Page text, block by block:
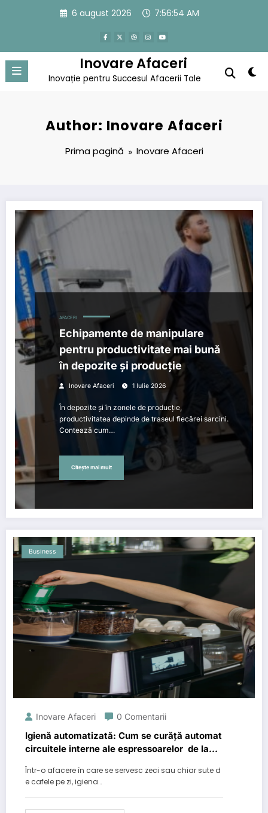
6 august 2026 7:56:55 AM
Inovare Afaceri
Inovație pentru Succesul Afacerii Tale
Author: Inovare Afaceri
Prima pagină Inovare Afaceri
AFACERI
Echipamente de manipulare
pentru productivitate mai bună
în depozite și producție
Inovare Afaceri 1 Iulie 2026
În depozite și în zonele de producție,
productivitatea depinde de traseul fiecărei sarcini.
Contează cum…
Citește mai mult
Business
Inovare Afaceri 0 Comentarii
Igienă automatizată: Cum se curăță automat
circuitele interne ale espressoarelor de la
Într-o afacere în care se servesc zeci sau chiar sute d
e cafele pe zi, igiena…